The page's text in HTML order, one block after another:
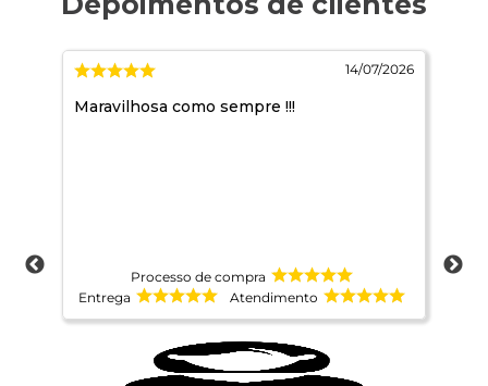
14/07/2026
Maravilhosa como sempre !!!
Processo de compra
Entrega
Atendimento